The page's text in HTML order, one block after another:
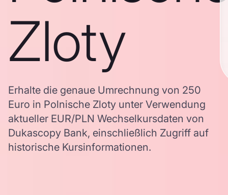
Zloty
Erhalte die genaue Umrechnung von 250
Euro in Polnische Zloty unter Verwendung
aktueller EUR/PLN Wechselkursdaten von
Dukascopy Bank, einschließlich Zugriff auf
historische Kursinformationen.